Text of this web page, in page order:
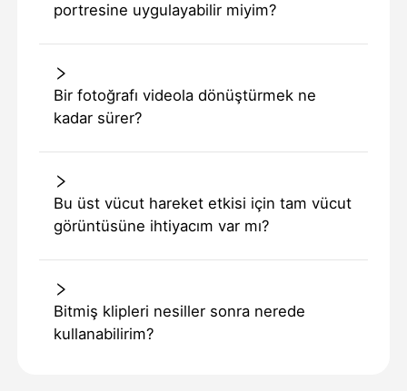
portresine uygulayabilir miyim?
Bir fotoğrafı videola dönüştürmek ne
kadar sürer?
Bu üst vücut hareket etkisi için tam vücut
görüntüsüne ihtiyacım var mı?
Bitmiş klipleri nesiller sonra nerede
kullanabilirim?